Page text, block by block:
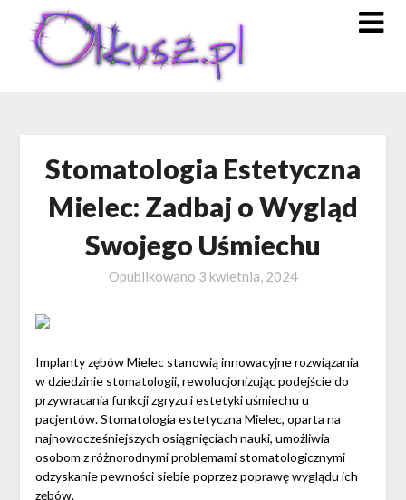
content
Stomatologia Estetyczna
Mielec: Zadbaj o Wygląd
Swojego Uśmiechu
Opublikowano 3 kwietnia, 2024
Implanty zębów Mielec stanowią innowacyjne rozwiązania
w dziedzinie stomatologii, rewolucjonizując podejście do
przywracania funkcji zgryzu i estetyki uśmiechu u
pacjentów. Stomatologia estetyczna Mielec, oparta na
najnowocześniejszych osiągnięciach nauki, umożliwia
osobom z różnorodnymi problemami stomatologicznymi
odzyskanie pewności siebie poprzez poprawę wyglądu ich
zębów.